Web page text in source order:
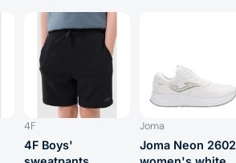
4F
4F Boys'
Joma
Joma Neon 2602